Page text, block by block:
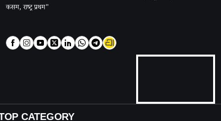
कसम, राष्ट्र प्रथम"